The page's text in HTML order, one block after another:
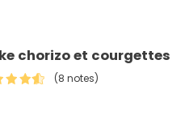
chorizo et courgettes
(8 notes)